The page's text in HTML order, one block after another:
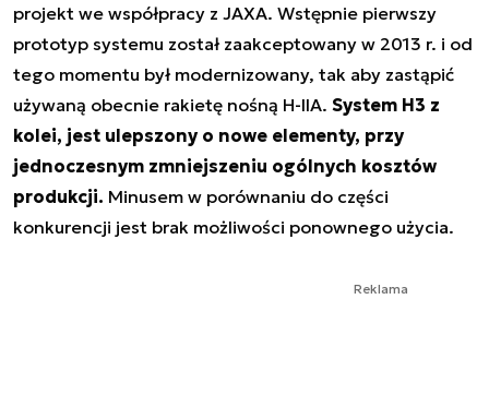
projekt we współpracy z JAXA. Wstępnie pierwszy
prototyp systemu został zaakceptowany w 2013 r. i od
tego momentu był modernizowany, tak aby zastąpić
używaną obecnie rakietę nośną H-IIA. System H3 z
kolei, jest ulepszony o nowe elementy, przy
jednoczesnym zmniejszeniu ogólnych kosztów
produkcji. Minusem w porównaniu do części
konkurencji jest brak możliwości ponownego użycia.
Reklama